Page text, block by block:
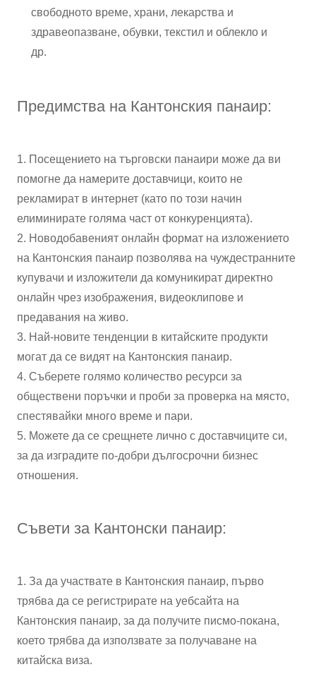
свободното време, храни, лекарства и
здравеопазване, обувки, текстил и облекло и
др.
Предимства на Кантонския панаир:
1. Посещението на търговски панаири може да ви
помогне да намерите доставчици, които не
рекламират в интернет (като по този начин
елиминирате голяма част от конкуренцията).
2. Новодобавеният онлайн формат на изложението
на Кантонския панаир позволява на чуждестранните
купувачи и изложители да комуникират директно
онлайн чрез изображения, видеоклипове и
предавания на живо.
3. Най-новите тенденции в китайските продукти
могат да се видят на Кантонския панаир.
4. Съберете голямо количество ресурси за
обществени поръчки и проби за проверка на място,
спестявайки много време и пари.
5. Можете да се срещнете лично с доставчиците си,
за да изградите по-добри дългосрочни бизнес
отношения.
Съвети за Кантонски панаир:
1. За да участвате в Кантонския панаир, първо
трябва да се регистрирате на уебсайта на
Кантонския панаир, за да получите писмо-покана,
което трябва да използвате за получаване на
китайска виза.